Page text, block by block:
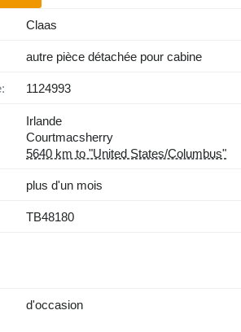
Claas
autre pièce détachée pour cabine
1124993
Irlande
Courtmacsherry
5640 km to "United States/Columbus"
plus d'un mois
TB48180
d'occasion